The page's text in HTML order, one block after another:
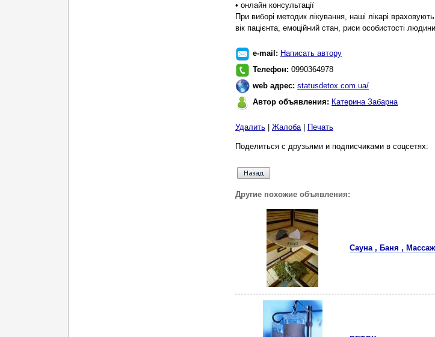
• онлайн консультації
При виборі методик лікування, наші лікарі
вік пацієнта, емоційний стан, риси особистості
e-mail: Написать автору
Телефон: 0990364978
web адрес: statusdetox.com.ua/
Автор объявления: Катерина Забарна
Удалить Жалоба| Печать
Поделиться с друзьями и подписчиками в соцсетях:
Другие похожие объявления:
Сауна , Баня ,